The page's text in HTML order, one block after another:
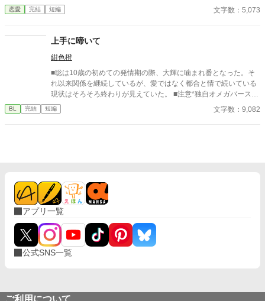
した二回目。いずれも上手くいかなかった。 だから今回は。
恋愛 完結 短編 文字数：5,073
上手に啼いて
紺色橙
■聡は10歳の初めての発情期の際、大輝に噛まれ番となった。そ
れ以来関係を継続しているが、愛ではなく都合と情で続いている
現状はそろそろ終わりが見えていた。 ■注意*独自オメガバース設
定。■『それは愛か本能か』と同じ世界設定です。関係は一切な
し。
BL 完結 短編 文字数：9,082
アプリ一覧
公式SNS一覧
ご利用について